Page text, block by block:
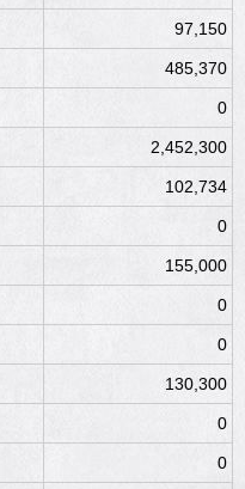
97,150
485,370
0
2,452,300
102,734
0
155,000
0
0
130,300
0
0